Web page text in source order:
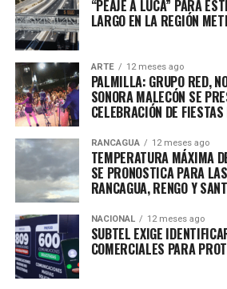
“PEAJE A LUCA” PARA
LARGO EN LA REGIÓN
ARTE 12 meses ago
PALMILLA: GRUPO RED,
SONORA MALECÓN SE
CELEBRACIÓN DE
RANCAGUA 12 meses ago
TEMPERATURA MÁXIMA
SE PRONOSTICA PARA
RANCAGUA, RENGO Y
NACIONAL 12 meses ago
SUBTEL EXIGE
COMERCIALES PARA